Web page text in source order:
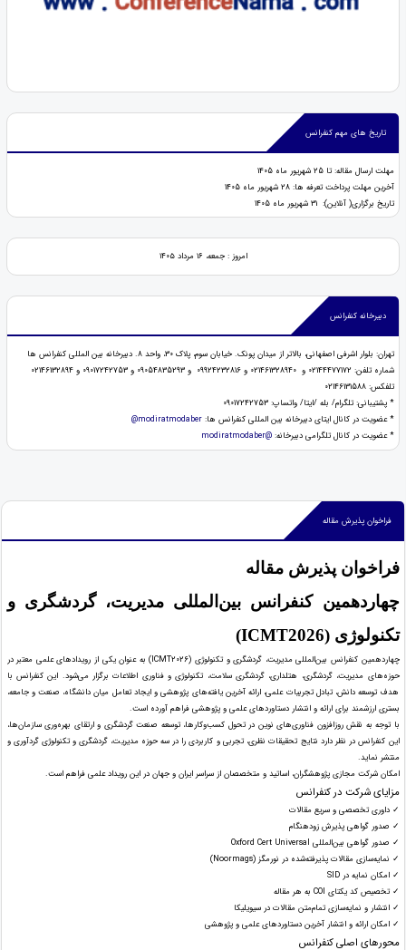
تاریخ های مهم کنفرانس
مهلت ارسال مقاله: تا 25 شهریور ماه 1405
آخرین مهلت پرداخت تعرفه ها: 28 شهریور ماه 1405
تاریخ برگزاری( آنلاین): 31 شهریور ماه 1405
امروز : جمعه، ۱۶ مرداد ۱۴۰۵
دبیرخانه کنفرانس
تهران: بلوار اشرفی اصفهانی، بالاتر از میدان پونک. خیابان سوم، پلاک 30، واحد 8. دبیرخانه بین المللی کنفرانس ها
شماره تلفن: 02144477172 و 021461328940 و 09924232816 و 09054835293 و 09017242753 و 02146132894
تلفکس: 02146131588
* پشتیبانی: تلگرام/ بله /ایتا/ واتساپ: 09017242753
* عضویت در کانال ایتای دبیرخانه بین المللی کنفرانس ها:modiratmodaber@
* عضويت در كانال تلگرامی دبیرخانه:@modiratmodaber
فراخوان پذیرش مقاله
فراخوان پذیرش مقاله
چهاردهمین کنفرانس بین‌المللی مدیریت، گردشگری و
تکنولوژی (ICMT2026)
چهاردهمین کنفرانس بین‌المللی مدیریت، گردشگری و تکنولوژی (ICMT2026) به عنوان یکی از رویدادهای علمی معتبر در
حوزه‌های مدیریت، گردشگری، هتلداری، گردشگری سلامت، تکنولوژی و فناوری اطلاعات برگزار می‌شود. این کنفرانس با
هدف توسعه دانش، تبادل تجربیات علمی، ارائه آخرین یافته‌های پژوهشی و ایجاد تعامل میان دانشگاه، صنعت و جامعه،
بستری ارزشمند برای ارائه و انتشار دستاوردهای علمی و پژوهشی فراهم آورده است.
با توجه به نقش روزافزون فناوری‌های نوین در تحول کسب‌وکارها، توسعه صنعت گردشگری و ارتقای بهره‌وری سازمان‌ها،
این کنفرانس در نظر دارد نتایج تحقیقات نظری، تجربی و کاربردی را در سه حوزه مدیریت، گردشگری و تکنولوژی گردآوری و
منتشر نماید.
امکان شرکت مجازی پژوهشگران، اساتید و متخصصان از سراسر ایران و جهان در این رویداد علمی فراهم است.
مزایای شرکت در کنفرانس
✓ داوری تخصصی و سریع مقالات
✓ صدور گواهی پذیرش زودهنگام
✓ صدور گواهی بین‌المللی Oxford Cert Universal
✓ نمایه‌سازی مقالات پذیرفته‌شده در نورمگز (Noormags)
✓ امکان نمایه در SID
✓ تخصیص کد یکتای COI به هر مقاله
✓ انتشار و نمایه‌سازی تمام‌متن مقالات در سیویلیکا
✓ امکان ارائه و انتشار آخرین دستاوردهای علمی و پژوهشی
محورهای اصلی کنفرانس